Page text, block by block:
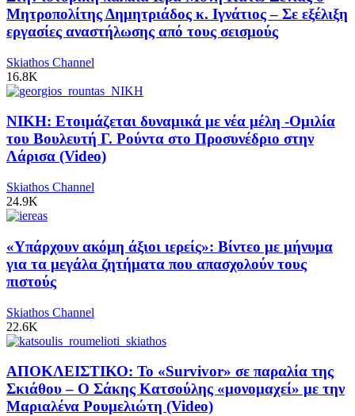
Μητροπολίτης Δημητριάδος κ. Ιγνάτιος – Σε εξέλιξη
εργασίες αναστήλωσης από τους σεισμούς
Skiathos Channel
16.8K
ΝΙΚΗ: Ετοιμάζεται δυναμικά με νέα μέλη -Ομιλία
του Βουλευτή Γ. Ρούντα στο Προσυνέδριο στην
Λάρισα (Video)
Skiathos Channel
24.9K
«Υπάρχουν ακόμη άξιοι ιερείς»: Βίντεο με μήνυμα
για τα μεγάλα ζητήματα που απασχολούν τους
πιστούς
Skiathos Channel
22.6K
ΑΠΟΚΛΕΙΣΤΙΚΟ: Το «Survivor» σε παραλία της
Σκιάθου – Ο Σάκης Κατσούλης «μονομαχεί» με την
Μαριαλένα Ρουμελιώτη (Video)